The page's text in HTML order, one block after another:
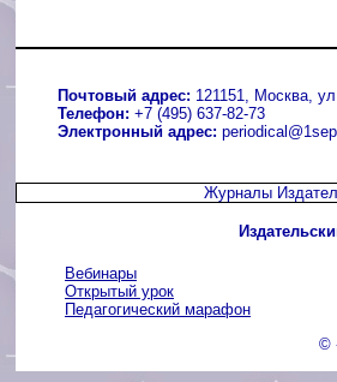
Почтовый адрес: 121151, Москва,
Телефон: +7 (495) 637-82-73
Электронный адрес:
Журналы
Вебинары
Открытый урок
Педагогический марафон
©